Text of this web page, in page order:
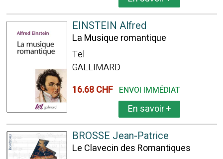
EINSTEIN Alfred
La Musique romantique
Tel
GALLIMARD
16.68 CHF ENVOI IMMÉDIAT
En savoir+
BROSSE Jean-Patrice
Le Clavecin des Romantiques